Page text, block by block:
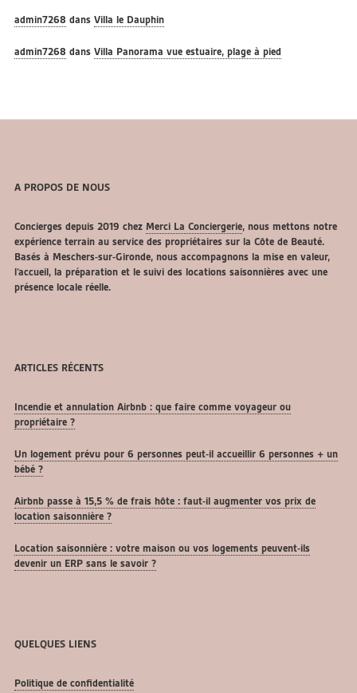
admin7268 dans Villa le Dauphin
admin7268 dans Villa Panorama vue estuaire, plage à pied
A PROPOS DE NOUS
Concierges depuis 2019 chez Merci La Conciergerie, nous mettons notre
expérience terrain au service des propriétaires sur la Côte de Beauté.
Basés à Meschers-sur-Gironde, nous accompagnons la mise en valeur,
l’accueil, la préparation et le suivi des locations saisonnières avec une
présence locale réelle.
ARTICLES RÉCENTS
Incendie et annulation Airbnb : que faire comme voyageur ou
propriétaire ?
Un logement prévu pour 6 personnes peut-il accueillir 6 personnes + un
bébé ?
Airbnb passe à 15,5 % de frais hôte : faut-il augmenter vos prix de
location saisonnière ?
Location saisonnière : votre maison ou vos logements peuvent-ils
devenir un ERP sans le savoir ?
QUELQUES LIENS
Politique de confidentialité